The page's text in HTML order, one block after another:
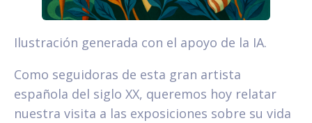
Ilustración generada con el apoyo de la IA.
Como seguidoras de esta gran artista
española del siglo XX, queremos hoy relatar
nuestra visita a las exposiciones sobre su vida